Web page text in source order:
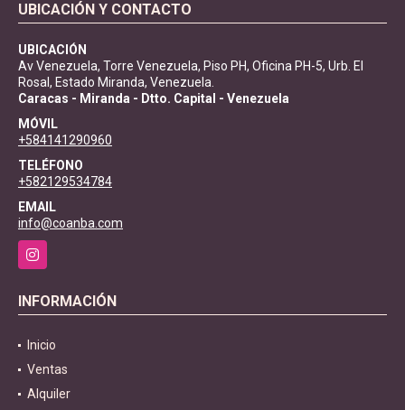
UBICACIÓN Y CONTACTO
UBICACIÓN
Av Venezuela, Torre Venezuela, Piso PH, Oficina PH-5, Urb. El
Rosal, Estado Miranda, Venezuela.
Caracas - Miranda - Dtto. Capital - Venezuela
MÓVIL
+584141290960
TELÉFONO
+582129534784
EMAIL
info@coanba.com
Instagram
INFORMACIÓN
Inicio
Ventas
Alquiler